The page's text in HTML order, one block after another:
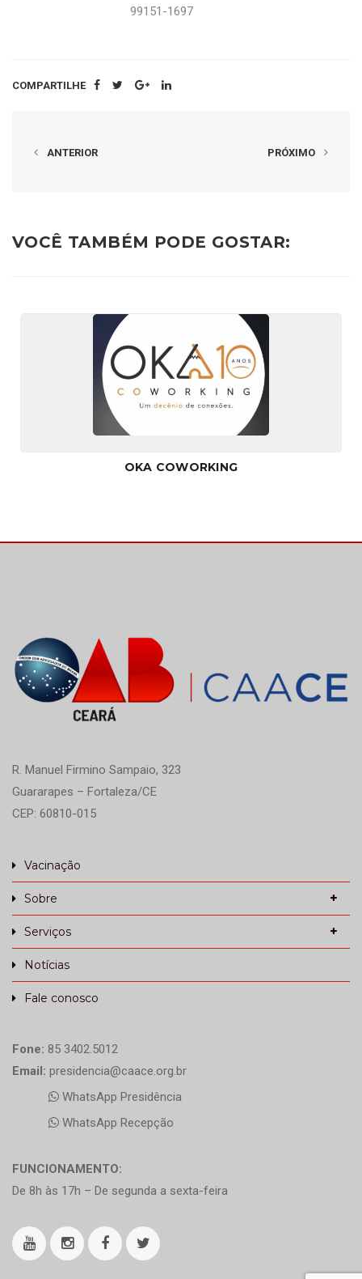
99151-1697
COMPARTILHE
ANTERIOR PRÓXIMO
VOCÊ TAMBÉM PODE GOSTAR:
OKA COWORKING
R. Manuel Firmino Sampaio, 323
Guararapes – Fortaleza/CE
CEP: 60810-015
Vacinação
Sobre
Serviços
Notícias
Fale conosco
Fone: 85 3402.5012
Email: presidencia@caace.org.br
WhatsApp Presidência
WhatsApp Recepção
FUNCIONAMENTO:
De 8h às 17h – De segunda a sexta-feira